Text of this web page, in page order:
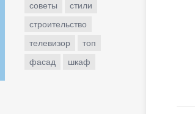
советы
стили
строительство
телевизор
топ
фасад
шкаф